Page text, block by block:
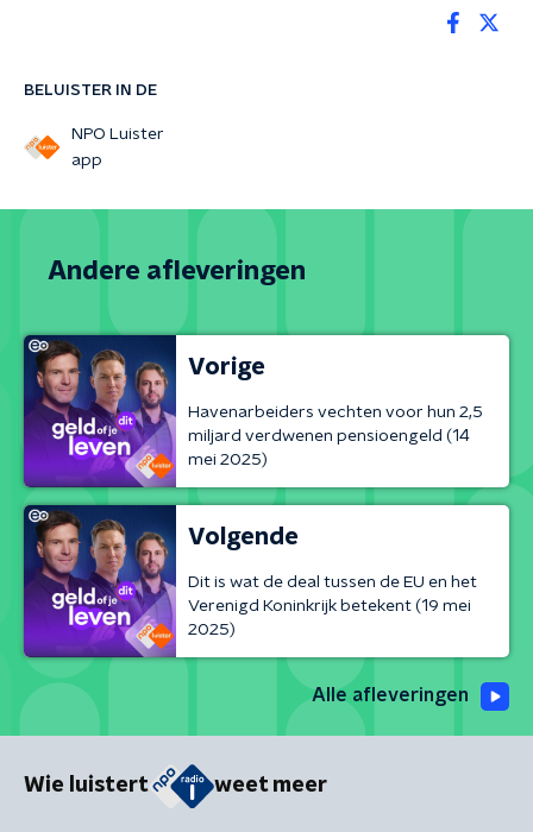
BELUISTER IN DE
NPO Luister
app
Andere afleveringen
Vorige
Havenarbeiders vechten voor hun 2,5
miljard verdwenen pensioengeld (14
mei 2025)
Volgende
Dit is wat de deal tussen de EU en het
Verenigd Koninkrijk betekent (19 mei
2025)
Alle afleveringen
Wie luistert weet meer